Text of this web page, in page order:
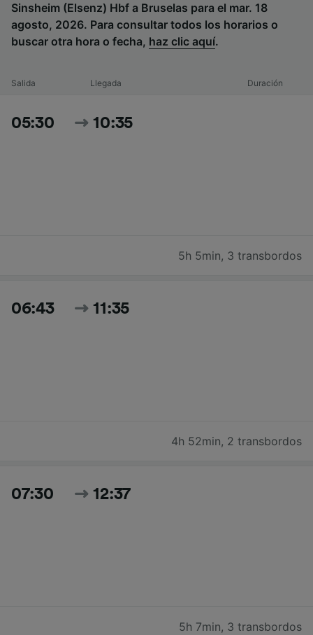
Sinsheim (Elsenz) Hbf a Bruselas para el mar. 18
agosto, 2026. Para consultar todos los horarios o
buscar otra hora o fecha, haz clic aquí.
Salida Llegada Duración
05:30 10:35
5h 5min, 3 transbordos
06:43 11:35
4h 52min, 2 transbordos
07:30 12:37
5h 7min, 3 transbordos